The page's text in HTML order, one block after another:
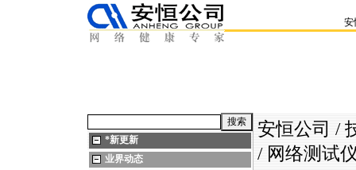
安
*新更新
业界动态
安恒公司 /
/ 网络测试